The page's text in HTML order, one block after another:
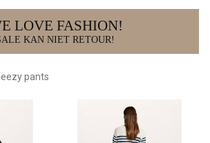
LOVE FASHION!
KAN NIET RETOUR!
pants